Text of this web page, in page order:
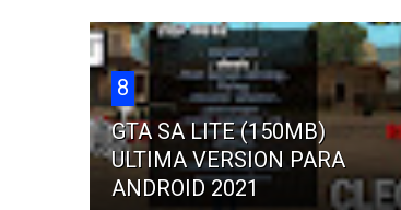
8
GTA SA LITE (150MB)
ULTIMA VERSION PARA
ANDROID 2021